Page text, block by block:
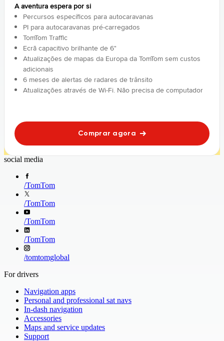
A aventura espera por si
Percursos específicos para autocaravanas
PI para autocaravanas pré-carregados
TomTom Traffic
Ecrã capacitivo brilhante de 6"
Atualizações de mapas da Europa da TomTom sem custos
adicionais
6 meses de alertas de radares de trânsito
Atualizações através de Wi-Fi. Não precisa de computador
Comprar agora
social media
/TomTom
/TomTom
/TomTom
/TomTom
/tomtomglobal
For drivers
Navigation apps
Personal and professional sat navs
In-dash navigation
Accessories
Maps and service updates
Support